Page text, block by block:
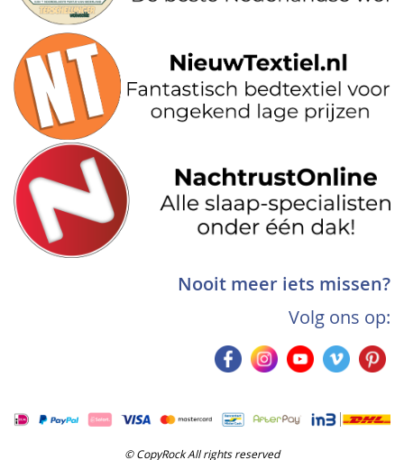
Nooit meer iets missen?
Volg ons op:
© CopyRock All rights reserved